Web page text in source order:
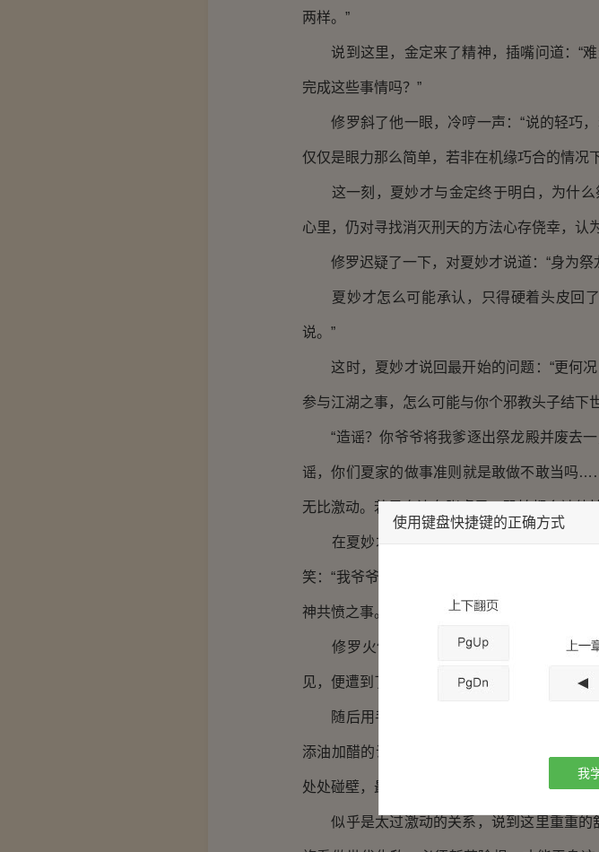
两样。”
说到这里，金定来了精神，插嘴问道：“难
完成这些事情吗？”
修罗斜了他一眼，冷哼一声：“说的轻巧，
仅仅是眼力那么简单，若非在机缘巧合的情况
这一刻，夏妙才与金定终于明白，为什么
心里，仍对寻找消灭刑天的方法心存侥幸，认
修罗迟疑了一下，对夏妙才说道：“身为祭
夏妙才怎么可能承认，只得硬着头皮回了
说。”
这时，夏妙才说回最开始的问题：“更何况
参与江湖之事，怎么可能与你个邪教头子结下
“造谣？你爷爷将我爹逐出祭龙殿并废去一
谣，你们夏家的做事准则就是敢做不敢当吗
无比激动。若是身边有张桌子，恐怕都会被他
在夏妙才的印象里，曾听父亲说起过此事
笑：“我爷爷那么慈祥和善的一个人，既然能
神共愤之事。若换作是我，决不会留他性命，
修罗火气上冲：“我爹只是提出了要用鼠
见，便遭到了如此重罚……”
随后用手指着夏妙才的鼻子继续说道：“而
添油加醋的说了很多坏话，差一点就被他害
处处碰壁，最后被逼无奈就加入了白莲教，这
似乎是太过激动的关系，说到这里重重的
使用键盘快捷键的正确方式
我